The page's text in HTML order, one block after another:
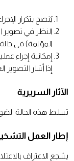
يُنصح بتكرار الإجراء بعد 3-4 أشهر
النظر في تصوير
المؤلمة) في حالة
إمكانية إجراء
إذا أشار
الآثار السريرية
تسلط هذه الحالة
إطار العمل
يشجع الاعتراف